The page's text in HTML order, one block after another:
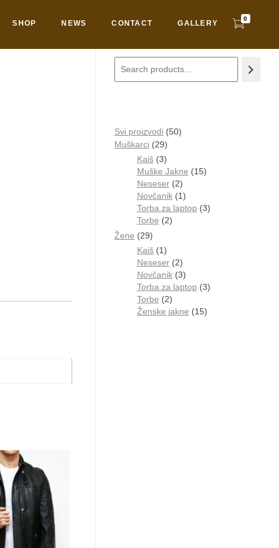
SHOP NEWS CONTACT GALLERY
0
Svi proizvodi
50
Muškarci
29
Kaiš 3
Muške Jakne
15
Neseser 2
Novčanik 1
Torba za laptop
3
Torbe
2
Žene 29
Kaiš 1
Neseser 2
Novčanik 3
Torba za laptop
3
Torbe
2
Ženske jakne
15